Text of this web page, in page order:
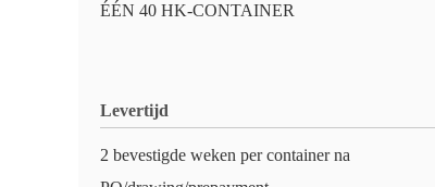
ÉÉN 40 HK-CONTAINER
Levertijd
2 bevestigde weken per container na